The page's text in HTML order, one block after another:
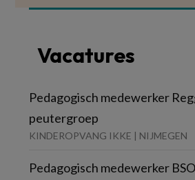
Vacatures
Pedagogisch medewerker
peutergroep
KINDEROPVANG IKKE | NIJMEGEN
Pedagogisch medewerker